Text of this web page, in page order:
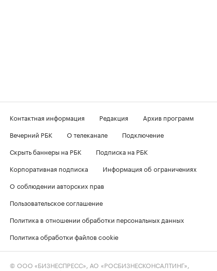
Контактная информация Редакция
Архив программ
Вечерний РБК
О телеканале
Подключение
Скрыть баннеры на РБК
Подписка на РБК
Корпоративная подписка
Информация об ограничениях
О соблюдении авторских прав
Пользовательское соглашение
Политика в отношении обработки персональных данных
Политика обработки файлов cookie
© ООО «БИЗНЕСПРЕСС», АО «РОСБИЗНЕСКОНСАЛТИНГ»,